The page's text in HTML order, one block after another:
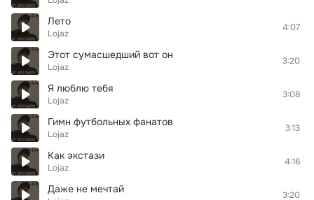
Лето
Lojaz
4:07
Этот сумасшедший вот он
Lojaz
3:20
Я люблю тебя
Lojaz
3:08
Гимн футбольных фанатов
Lojaz
3:13
Как экстази
Lojaz
4:16
Даже не мечтай 3:20